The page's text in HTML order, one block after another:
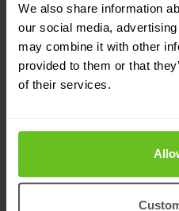
We also share information
our social media,
may combine it with other
provided to them or that
of their services.
door Tufin zijn
op het gebied van hun
dat je kunt rekenen op
praktische ervaring van
vereisten en het
beheren van jouw Tufin-